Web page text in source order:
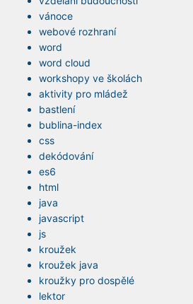
vánoce
webové rozhraní
word
word cloud
workshopy ve školách
aktivity pro mládež
bastlení
bublina-index
css
dekódování
es6
html
java
javascript
js
kroužek
kroužek java
kroužky pro dospělé
lektor